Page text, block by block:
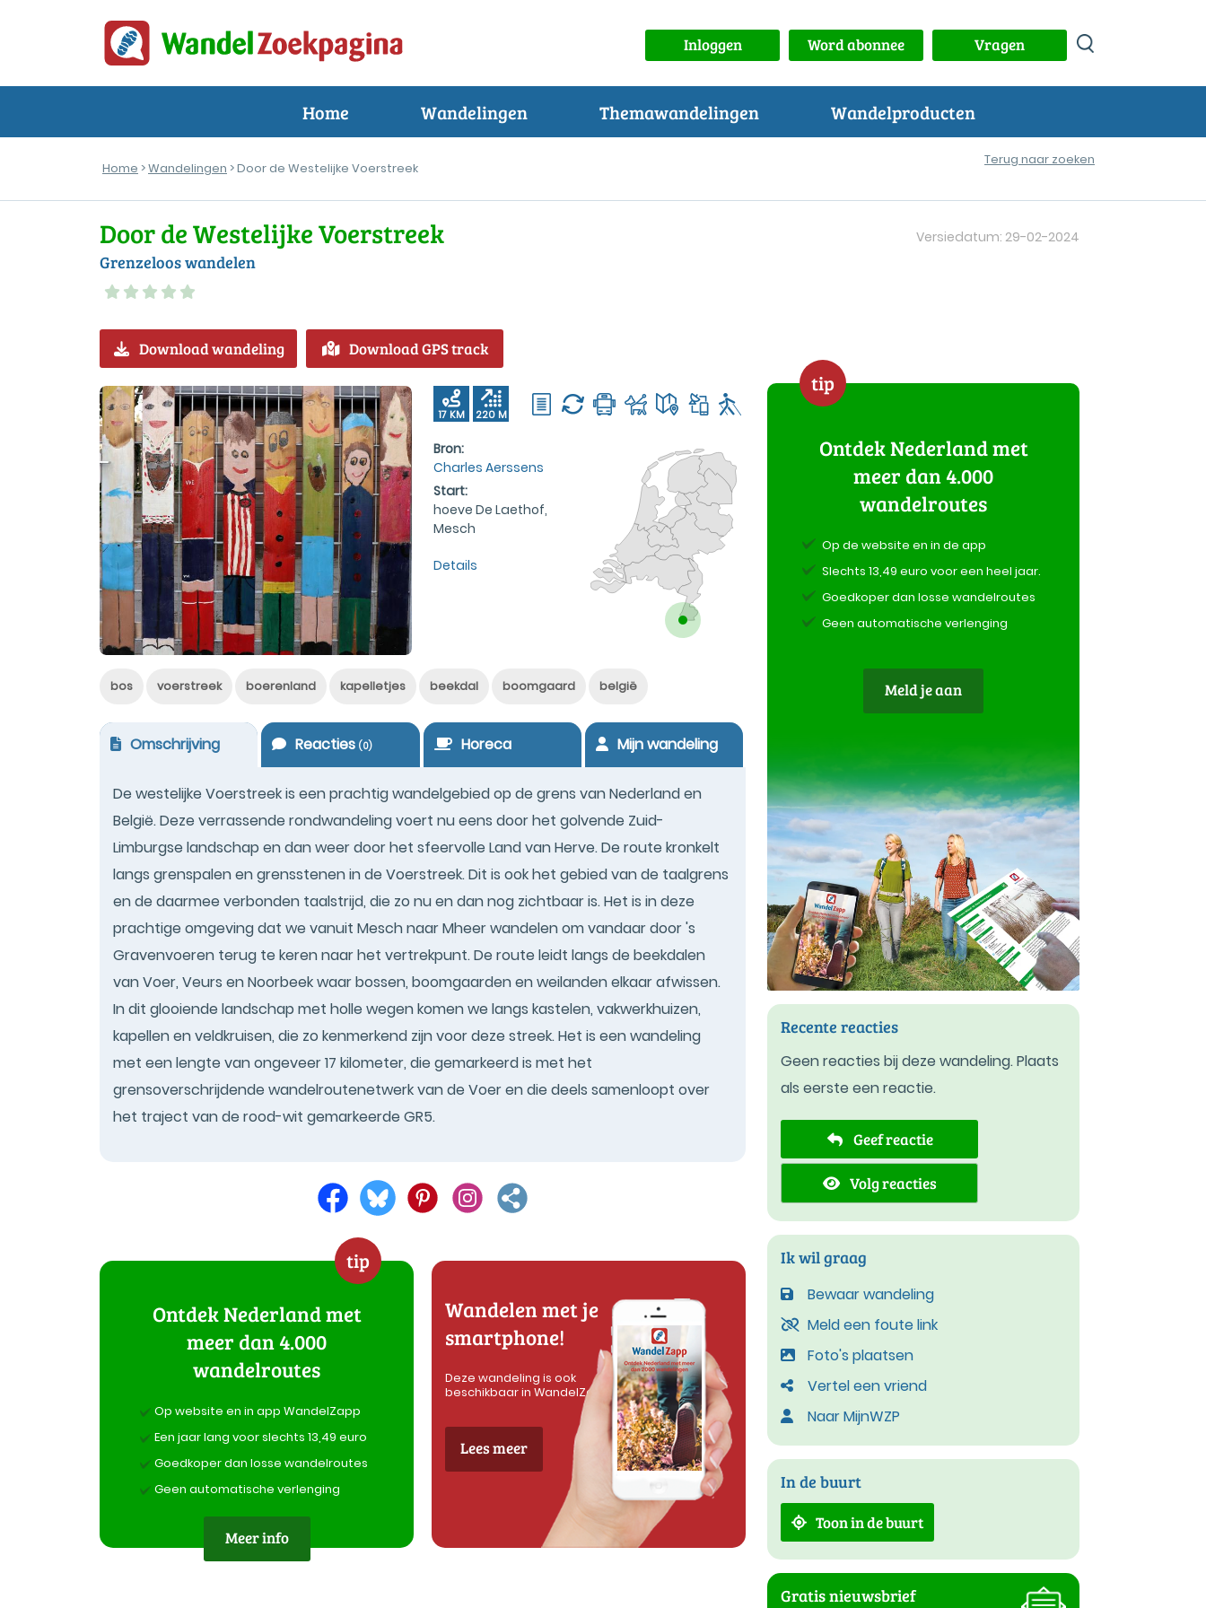
Inloggen Word abonnee Vragen
Home Wandelingen Themawandelingen Wandelproducten
Home >Wandelingen > Door de Westelijke Voerstreek
Terug naar zoeken
Door de Westelijke Voerstreek
Grenzeloos wandelen
Versiedatum: 29-02-2024
Download wandeling Download GPS track
17 KM 220 M
Bron:
Charles Aerssens
Start:
hoeve De Laethof,
Mesch
Details
bos voerstreek boerenland kapelletjes beekdal boomgaard belgië
Omschrijving Reacties(0) Horeca Mijn wandeling
De westelijke Voerstreek is een prachtig wandelgebied op de grens van Nederland en
België. Deze verrassende rondwandeling voert nu eens door het golvende Zuid-
Limburgse landschap en dan weer door het sfeervolle Land van Herve. De route kronkelt
langs grenspalen en grensstenen in de Voerstreek. Dit is ook het gebied van de taalgrens
en de daarmee verbonden taalstrijd, die zo nu en dan nog zichtbaar is. Het is in deze
prachtige omgeving dat we vanuit Mesch naar Mheer wandelen om vandaar door 's
Gravenvoeren terug te keren naar het vertrekpunt. De route leidt langs de beekdalen
van Voer, Veurs en Noorbeek waar bossen, boomgaarden en weilanden elkaar afwissen.
In dit glooiende landschap met holle wegen komen we langs kastelen, vakwerkhuizen,
kapellen en veldkruisen, die zo kenmerkend zijn voor deze streek. Het is een wandeling
met een lengte van ongeveer 17 kilometer, die gemarkeerd is met het
grensoverschrijdende wandelroutenetwerk van de Voer en die deels samenloopt over
het traject van de rood-wit gemarkeerde GR5.
tip
Ontdek Nederland met
meer dan 4.000
wandelroutes
Op website en in app WandelZapp
Een jaar lang voor slechts 13,49 euro
Goedkoper dan losse wandelroutes
Geen automatische verlenging
Meer info
Wandelen met je
smartphone!
Deze wandeling is ook
beschikbaar in WandelZapp
Lees meer
tip
Ontdek Nederland met
meer dan 4.000
wandelroutes
Op de website en in de app
Slechts 13,49 euro voor een heel jaar.
Goedkoper dan losse wandelroutes
Geen automatische verlenging
Meld je aan
Recente reacties
Geen reacties bij deze wandeling. Plaats
als eerste een reactie.
Geef reactie
Volg reacties
Ik wil graag
Bewaar wandeling
Meld een foute link
Foto's plaatsen
Vertel een vriend
Naar MijnWZP
In de buurt
Toon in de buurt
Gratis nieuwsbrief